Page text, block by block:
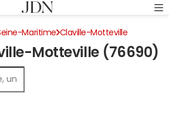
Maritime Claville-Motteville
Motteville (76690)